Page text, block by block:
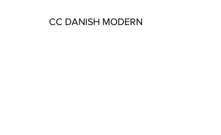
CC DANISH MODERN